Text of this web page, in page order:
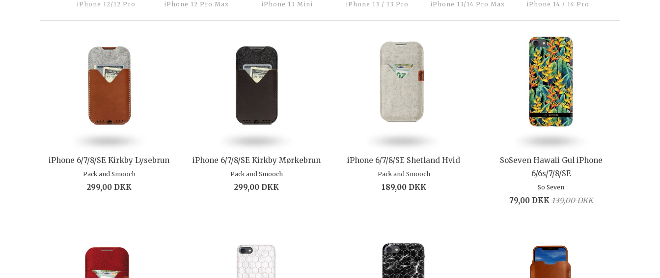
iPhone 12/12 Pro iPhone 12 Pro Max iPhone 13 Mini iPhone 13 / 13 Pro iPhone 13/14 Pro Max iPhone 14 / 14 Pro
iPhone 6/7/8/SE Kirkby Lysebrun
Pack and Smooch
299,00 DKK
iPhone 6/7/8/SE Kirkby Mørkebrun
Pack and Smooch
299,00 DKK
iPhone 6/7/8/SE Shetland Hvid
Pack and Smooch
189,00 DKK
SoSeven Hawaii Gul iPhone
6/6s/7/8/SE
So Seven
79,00 DKK 139,00 DKK